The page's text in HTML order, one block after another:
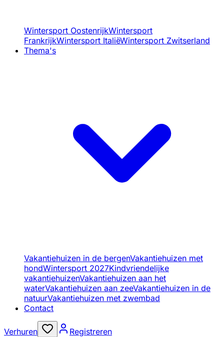
Wintersport OostenrijkWintersport
FrankrijkWintersport ItaliëWintersport Zwitserland
Thema's
Vakantiehuizen in de bergenVakantiehuizen met
hondWintersport 2027Kindvriendelijke
vakantiehuizenVakantiehuizen aan het
waterVakantiehuizen aan zeeVakantiehuizen in de
natuurVakantiehuizen met zwembad
Contact
Verhuren Registreren